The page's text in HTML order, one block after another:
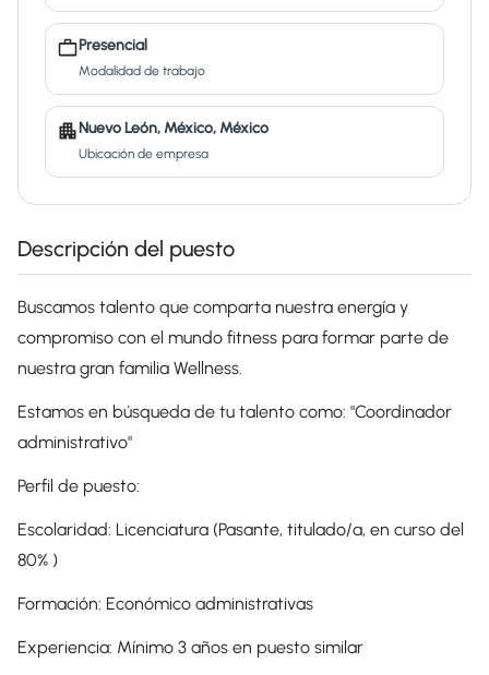
Presencial
Modalidad de trabajo
Nuevo León, México, México
Ubicación de empresa
Descripción del puesto
Buscamos talento que comparta nuestra energía y
compromiso con el mundo fitness para formar parte de
nuestra gran familia Wellness.
Estamos en búsqueda de tu talento como: "Coordinador
administrativo"
Perfil de puesto:
Escolaridad: Licenciatura (Pasante, titulado/a, en curso del
80% )
Formación: Económico administrativas
Experiencia: Mínimo 3 años en puesto similar